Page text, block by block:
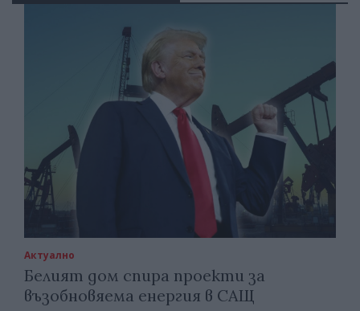
Актуално
Белият дом спира проекти за
възобновяема енергия в САЩ